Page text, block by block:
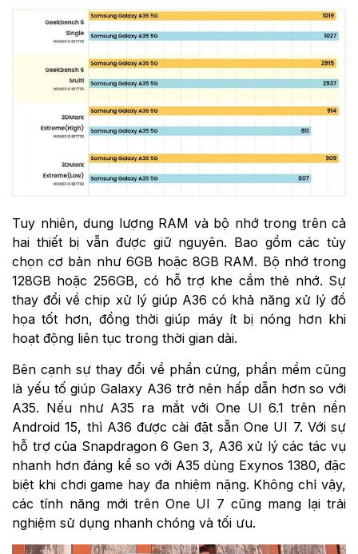
Tuy nhiên, dung lượng RAM và bộ nhớ trong trên cả
hai thiết bị vẫn được giữ nguyên. Bao gồm các tùy
chọn cơ bản như 6GB hoặc 8GB RAM. Bộ nhớ trong
128GB hoặc 256GB, có hỗ trợ khe cắm thẻ nhớ. Sự
thay đổi về chip xử lý giúp A36 có khả năng xử lý đồ
họa tốt hơn, đồng thời giúp máy ít bị nóng hơn khi
hoạt động liên tục trong thời gian dài.
Bên cạnh sự thay đổi về phần cứng, phần mềm cũng
là yếu tố giúp Galaxy A36 trở nên hấp dẫn hơn so với
A35. Nếu như A35 ra mắt với One UI 6.1 trên nền
Android 15, thì A36 được cài đặt sẵn One UI 7. Với sự
hỗ trợ của Snapdragon 6 Gen 3, A36 xử lý các tác vụ
nhanh hơn đáng kể so với A35 dùng Exynos 1380, đặc
biệt khi chơi game hay đa nhiệm nặng. Không chỉ vậy,
các tính năng mới trên One UI 7 cũng mang lại trải
nghiệm sử dụng nhanh chóng và tối ưu.